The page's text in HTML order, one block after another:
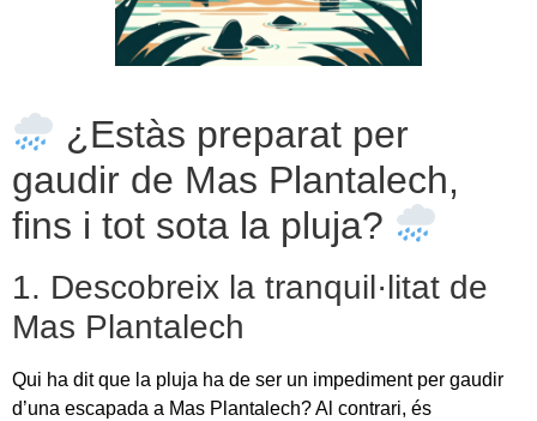
¿Estàs preparat per
gaudir de Mas Plantalech,
fins i tot sota la pluja?
1. Descobreix la tranquil·litat de
Mas Plantalech
Qui ha dit que la pluja ha de ser un impediment per gaudir
d’una escapada a Mas Plantalech? Al contrari, és